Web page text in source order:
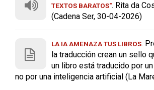
TEXTOS BARATOS". Rita da
(Cadena Ser, 30-04-2026)
LA IA AMENAZA TUS LIBROS.
la traducción crean un sello
un libro está traducido por
no por una inteligencia artificial (La